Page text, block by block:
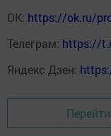
ОК: https://ok.ru/
Телеграм: https://
Яндекс Дзен: